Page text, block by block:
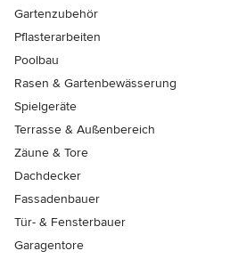
Gartenzubehör
Pflasterarbeiten
Poolbau
Rasen & Gartenbewässerung
Spielgeräte
Terrasse & Außenbereich
Zäune & Tore
Dachdecker
Fassadenbauer
Tür- & Fensterbauer
Garagentore